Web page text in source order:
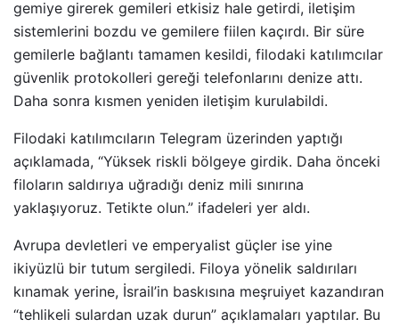
gemiye girerek gemileri etkisiz hale getirdi, iletişim
sistemlerini bozdu ve gemilere fiilen kaçırdı. Bir süre
gemilerle bağlantı tamamen kesildi, filodaki katılımcılar
güvenlik protokolleri gereği telefonlarını denize attı.
Daha sonra kısmen yeniden iletişim kurulabildi.
Filodaki katılımcıların Telegram üzerinden yaptığı
açıklamada, “Yüksek riskli bölgeye girdik. Daha önceki
filoların saldırıya uğradığı deniz mili sınırına
yaklaşıyoruz. Tetikte olun.” ifadeleri yer aldı.
Avrupa devletleri ve emperyalist güçler ise yine
ikiyüzlü bir tutum sergiledi. Filoya yönelik saldırıları
kınamak yerine, İsrail’in baskısına meşruiyet kazandıran
“tehlikeli sulardan uzak durun” açıklamaları yaptılar. Bu